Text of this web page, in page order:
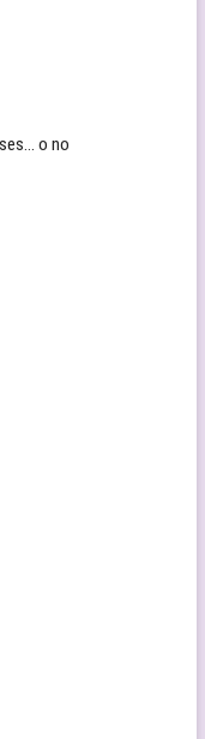
o no